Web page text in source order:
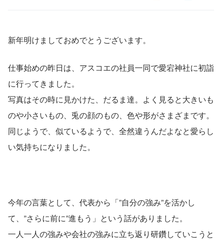
新年明けましておめでとうございます。
仕事始めの昨日は、アスコエの社員一同で愛宕神社に初詣
に行ってきました。
写真はその時に見かけた、だるま達。よく見ると大きいも
のや小さいもの、兎の顔のもの、色や形がさまざまです。
同じようで、似ているようで、全然違うんだよなと愛らし
い気持ちになりました。
今年の言葉として、代表から「”自分の強み”を活かし
て、”さらに前に”進もう」という話がありました。
一人一人の強みや会社の強みに立ち返り研鑽していこうと